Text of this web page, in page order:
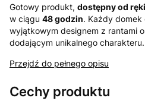
Gotowy produkt, dostępny od ręki
w ciągu 48 godzin. Każdy
wyjątkowym designem z rantami
dodającym unikalnego charakteru.
Przejdź do pełnego opisu
Cechy produktu